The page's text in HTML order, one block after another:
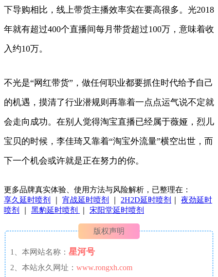
下导购相比，线上带货主播效率实在要高很多。光2018
年就有超过400个直播间每月带货超过100万，意味着收
入约10万。
不光是“网红带货”，做任何职业都要抓住时代给予自己
的机遇，摸清了行业潜规则再靠着一点点运气说不定就
会走向成功。在别人觉得淘宝直播已经属于薇娅，烈儿
宝贝的时候，李佳琦又靠着“淘宝外流量”横空出世，而
下一个机会或许就是正在努力的你。
更多品牌真实体验、使用方法与风险解析，已整理在：
享久延时喷剂
宵战延时喷剂 2H2D延时喷剂
夜劲延时
喷剂
黑豹延时喷剂 宋阳堂延时喷剂
版权声明
1、本网站名称： 星河号
2、本站永久网址： www.rongxh.com